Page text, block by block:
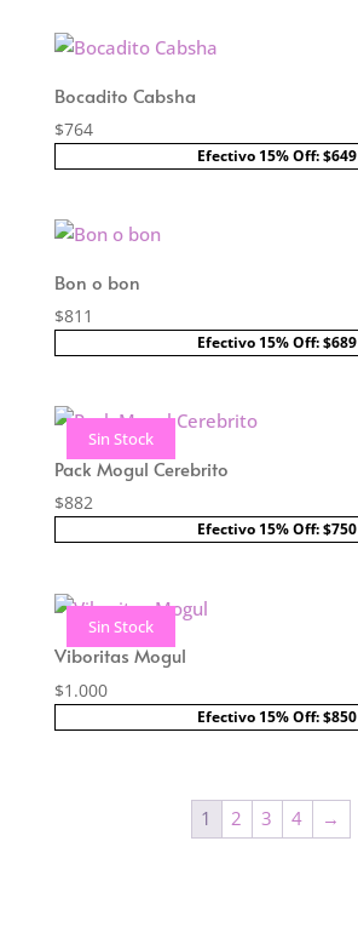
Bocadito Cabsha
$764
Efectivo 15% Off: $649
Bon o bon
$811
Efectivo 15% Off: $689
Sin Stock
Pack Mogul Cerebrito
$882
Efectivo 15% Off: $750
Sin Stock
Viboritas Mogul
$1.000
Efectivo 15% Off: $850
1 2 3 4 →